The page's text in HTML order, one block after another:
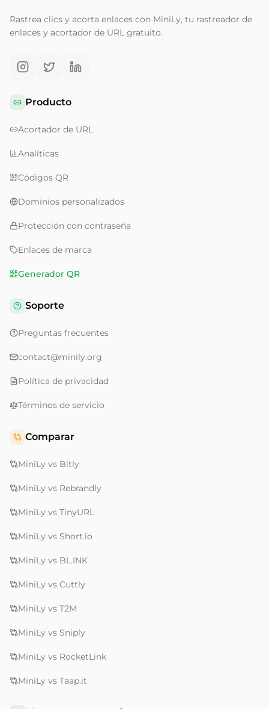
Rastrea clics y acorta enlaces con MiniLy, tu rastreador de
enlaces y acortador de URL gratuito.
Producto
Acortador de URL
Analíticas
Códigos QR
Dominios personalizados
Protección con contraseña
Enlaces de marca
Generador QR
Soporte
Preguntas frecuentes
contact@minily.org
Política de privacidad
Términos de servicio
Comparar
MiniLy vs Bitly
MiniLy vs Rebrandly
MiniLy vs TinyURL
MiniLy vs Short.io
MiniLy vs BL.INK
MiniLy vs Cuttly
MiniLy vs T2M
MiniLy vs Sniply
MiniLy vs RocketLink
MiniLy vs Taap.it